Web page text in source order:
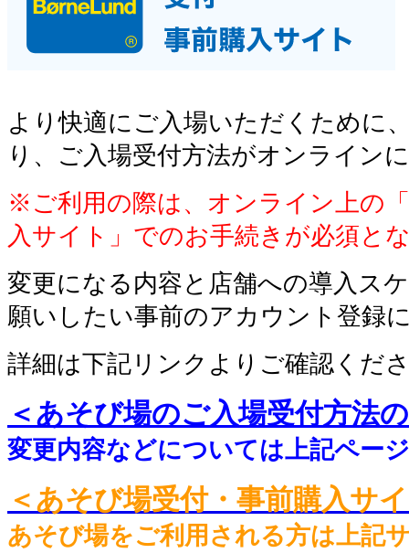
より快適にご入場いただくために
り、ご入場受付方法がオンライン
※ご利用の際は、オンライン上の
入サイト」でのお手続きが必須と
変更になる内容と店舗への導入ス
願いしたい事前のアカウント登録
詳細は下記リンクよりご確認くだ
＜あそび場のご入場受付方法
変更内容などについては上記ペー
＜あそび場受付・事前購入サ
あそび場をご利用される方は上記